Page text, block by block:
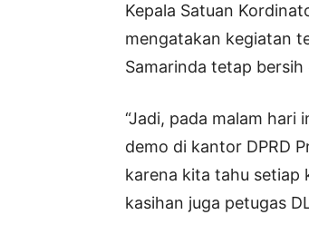
Kepala Satuan
mengatakan kegiatan
Samarinda tetap
“Jadi, pada malam
demo di kantor DPRD
karena kita tahu setiap
kasihan juga petugas